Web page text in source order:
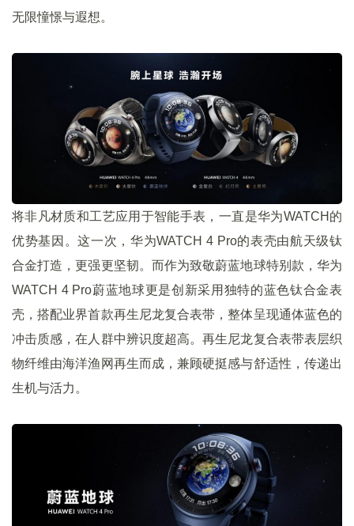
无限憧憬与遐想。
将非凡材质和工艺应用于智能手表，一直是华为WATCH的
优势基因。这一次，华为WATCH 4 Pro的表壳由航天级钛
合金打造，更强更坚韧。而作为致敬蔚蓝地球特别款，华为
WATCH 4 Pro蔚蓝地球更是创新采用独特的蓝色钛合金表
壳，搭配业界首款再生尼龙复合表带，整体呈现通体蓝色的
冲击质感，在人群中辨识度超高。再生尼龙复合表带表层织
物纤维由海洋渔网再生而成，兼顾硬挺感与舒适性，传递出
生机与活力。